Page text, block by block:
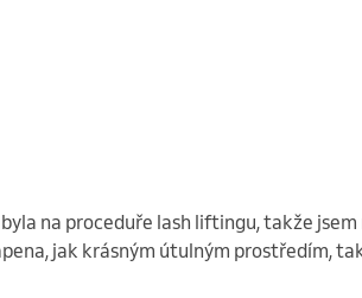
na proceduře lash liftingu, takže
jak krásným útulným prostředím,